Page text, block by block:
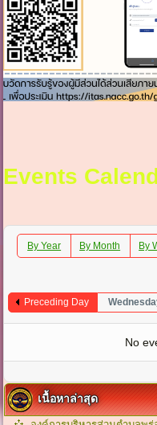
Events
By Year By Month By
Preceding Day
No
เนื้อหาล่าสุด